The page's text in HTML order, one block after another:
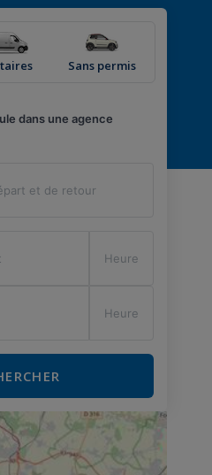
Sans permis
dans une agence